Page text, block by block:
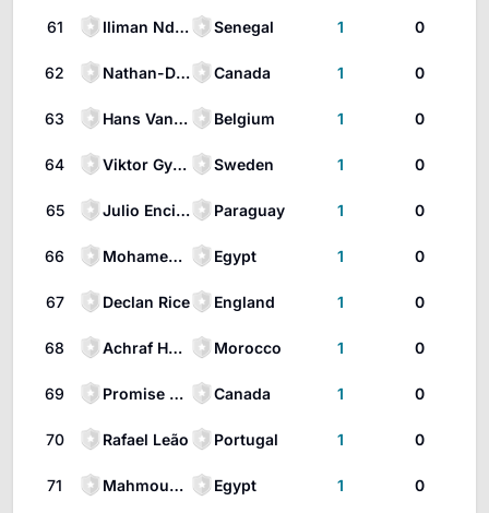
61 Iliman Ndiaye Senegal 1 0
62 Nathan-Dylan Saliba Canada 1 0
63 Hans Vanaken Belgium 1 0
64 Viktor Gyökeres Sweden 1 0
65 Julio Enciso Paraguay 1 0
66 Mohamed Salah Egypt 1 0
67 Declan Rice England 1 0
68 Achraf Hakimi Morocco 1 0
69 Promise David Canada 1 0
70 Rafael Leão Portugal 1 0
71 Mahmoud Trezeguet Egypt 1 0